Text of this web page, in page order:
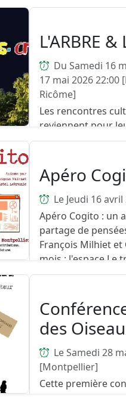
mois : les
L'ARBRE &
Du Samedi 16
17 mai 2026 22:00
Ricôme]
Les rencontres
reviennent pour
Au Mbongui et
Maison Pour
quartier Fi...
Apéro
Le Jeudi 16
Apéro Cogito : un
partage de
François Milhiet et
mois : l'espace Le
mois, nous ...
des
Le Samedi 28
[Montpellier]
Cette première